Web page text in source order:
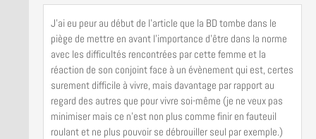
J’ai eu peur au début de l’article que la BD tombe dans le
piège de mettre en avant l’importance d’être dans la norme
avec les difficultés rencontrées par cette femme et la
réaction de son conjoint face à un évènement qui est, certes
surement difficile à vivre, mais davantage par rapport au
regard des autres que pour vivre soi-même (je ne veux pas
minimiser mais ce n’est non plus comme finir en fauteuil
roulant et ne plus pouvoir se débrouiller seul par exemple.)